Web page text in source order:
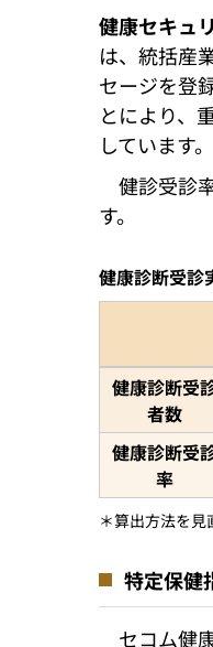
健康セキュ
は、統括産
セージを登
とにより、
しています。
健診受診
す。
健康診断受診
健康診断受
健康診断受
者数
健康診断受
率
＊算出方法を見
特定保健
セコム健